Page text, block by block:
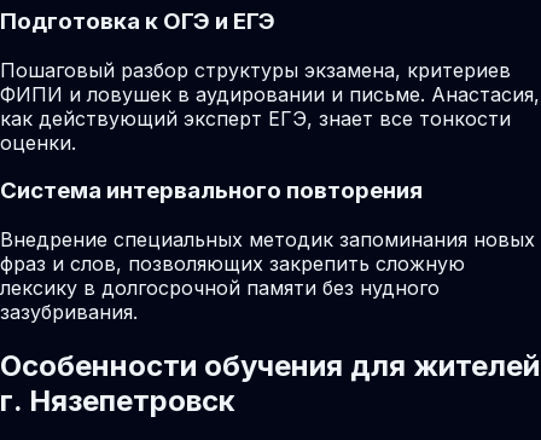
Подготовка к ОГЭ и ЕГЭ
Пошаговый разбор структуры экзамена, критериев
ФИПИ и ловушек в аудировании и письме. Анастасия,
как действующий эксперт ЕГЭ, знает все тонкости
оценки.
Система интервального повторения
Внедрение специальных методик запоминания новых
фраз и слов, позволяющих закрепить сложную
лексику в долгосрочной памяти без нудного
зазубривания.
Особенности обучения для жителей
г. Нязепетровск